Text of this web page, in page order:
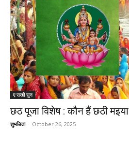
ए सखी सुन
छठ पूजा विशेष : कौन हैं छठी मइया
शुभजिता - October 26, 2025